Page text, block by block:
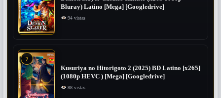
Bluray) Latino [Mega] [Googledrive]
94 vistas
7
Kusuriya no Hitorigoto 2 (2025) BD Latino [x265]
(1080p HEVC ) [Mega] [Googledrive]
88 vistas